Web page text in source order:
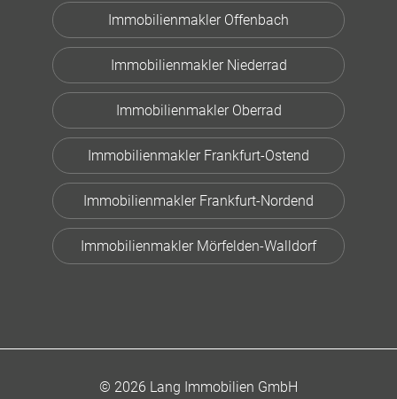
Immobilienmakler Offenbach
Immobilienmakler Niederrad
Immobilienmakler Oberrad
Immobilienmakler Frankfurt-Ostend
Immobilienmakler Frankfurt-Nordend
Immobilienmakler Mörfelden-Walldorf
© 2026 Lang Immobilien GmbH